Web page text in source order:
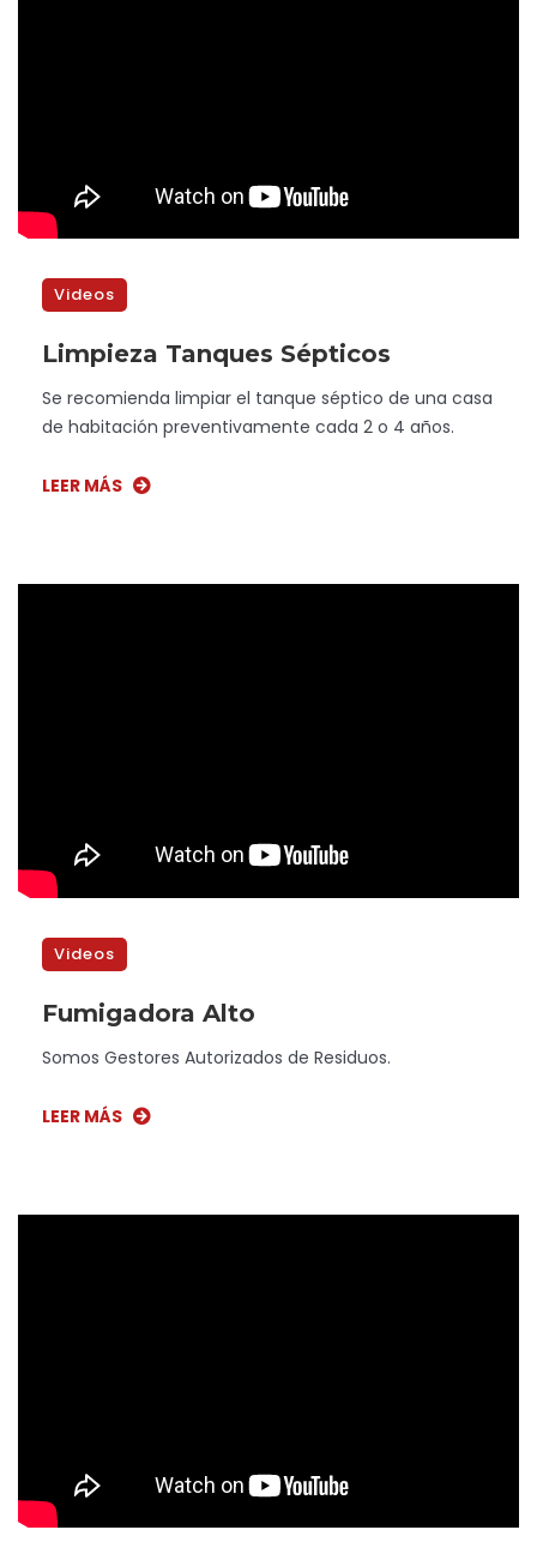
Videos
Limpieza Tanques Sépticos
Se recomienda limpiar el tanque séptico de una casa
de habitación preventivamente cada 2 o 4 años.
LEER MÁS
Videos
Fumigadora Alto
Somos Gestores Autorizados de Residuos.
LEER MÁS